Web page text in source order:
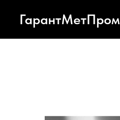
ГарантМетПром